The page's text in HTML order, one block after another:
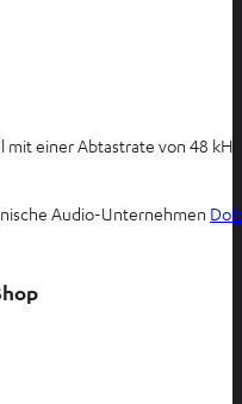
einer Abtastrate von 48
Audio-Unternehmen